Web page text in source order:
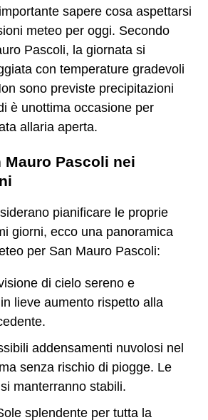
sapere cosa aspettarsi
meteo per oggi. Secondo
Pascoli, la giornata si
con temperature gradevoli
sono previste precipitazioni
è unottima occasione per
allaria aperta.
Mauro Pascoli nei
pianificare le proprie
giorni, ecco una panoramica
per San Mauro Pascoli:
di cielo sereno e
lieve aumento rispetto alla
addensamenti nuvolosi nel
senza rischio di piogge. Le
manterranno stabili.
splendente per tutta la